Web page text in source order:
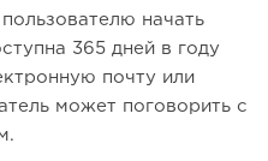
начать
365 дней в году
почту или
может поговорить с